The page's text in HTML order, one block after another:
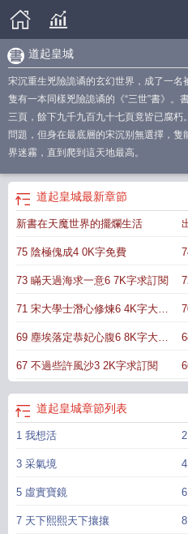
道起皇城
宋沉重生兇險詭谲的玄幻世界，成了一
隻有一本同樣兇險詭谲的《“三世”書》。
三頁，餘下九千九百九十七頁竟皆已腐
問題，但身在最底層的宋沉别無選擇，
界迷霧，直到爬到這天地最高。
道起皇城最新章節
新書在天魔世界的擺爛生活
75 陰極傀成4 0K字免費
73 瞞天過海求一意6 7K字求訂閱
71 宋大學士潛心修煉6 4K字大章
求訂閱
69 塵埃落定恭妃心腹6 8K字大章
求訂閱
67 不過些許風沙3 2K字求訂閱
道起皇城章節列表
1 我想活
3 采氣境
5 虛實寶鏡
7 天下熙熙天下攘攘